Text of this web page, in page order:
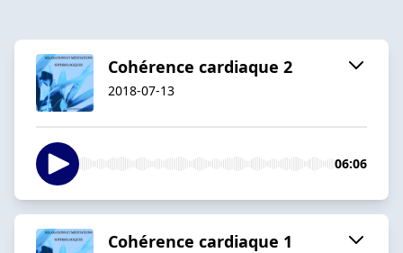
Cohérence cardiaque 2
2018-07-13
06:06
Cohérence cardiaque 1